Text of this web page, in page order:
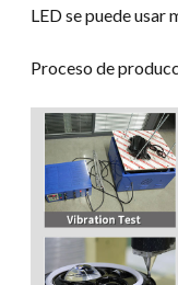
LED se puede usar
Proceso de